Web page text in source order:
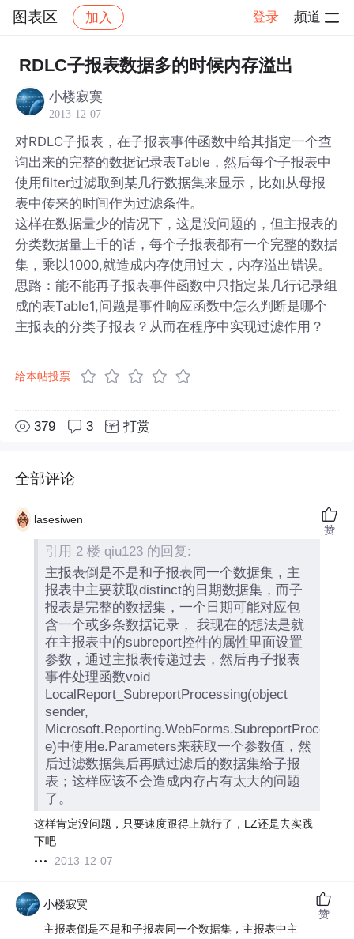
图表区 加入 登录 频道
社区 图表区 帖子详情
RDLC子报表数据多的时候内存溢出
小楼寂寞
2013-12-07
对RDLC子报表，在子报表事件函数中给其指定一个查
询出来的完整的数据记录表Table，然后每个子报表中
使用filter过滤取到某几行数据集来显示，比如从母报
表中传来的时间作为过滤条件。
这样在数据量少的情况下，这是没问题的，但主报表的
分类数据量上千的话，每个子报表都有一个完整的数据
集，乘以1000,就造成内存使用过大，内存溢出错误。
思路：能不能再子报表事件函数中只指定某几行记录组
成的表Table1,问题是事件响应函数中怎么判断是哪个
主报表的分类子报表？从而在程序中实现过滤作用？
给本帖投票
379 3 打赏
全部评论
lasesiwen
引用 2 楼 qiu123 的回复:
主报表倒是不是和子报表同一个数据集，主
报表中主要获取distinct的日期数据集，而子
报表是完整的数据集，一个日期可能对应包
含一个或多条数据记录， 我现在的想法是就
在主报表中的subreport控件的属性里面设置
参数，通过主报表传递过去，然后再子报表
事件处理函数void
LocalReport_SubreportProcessing(object
sender,
e)中使用e.Parameters来获取一个参数值，然
后过滤数据集后再赋过滤后的数据集给子报
表；这样应该不会造成内存占有太大的问题
了。
这样肯定没问题，只要速度跟得上就行了，LZ还是去实践
下吧
2013-12-07
赞
小楼寂寞
主报表倒是不是和子报表同一个数据集，主报表中主
赞